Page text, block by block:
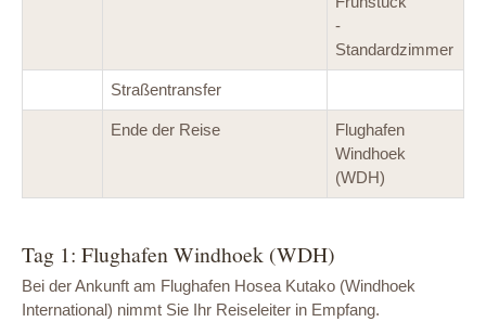
-
Standardzimmer
Straßentransfer
Ende der Reise
Flughafen
Windhoek
(WDH)
Tag 1: Flughafen Windhoek (WDH)
Bei der Ankunft am Flughafen Hosea Kutako (Windhoek
International) nimmt Sie Ihr Reiseleiter in Empfang.